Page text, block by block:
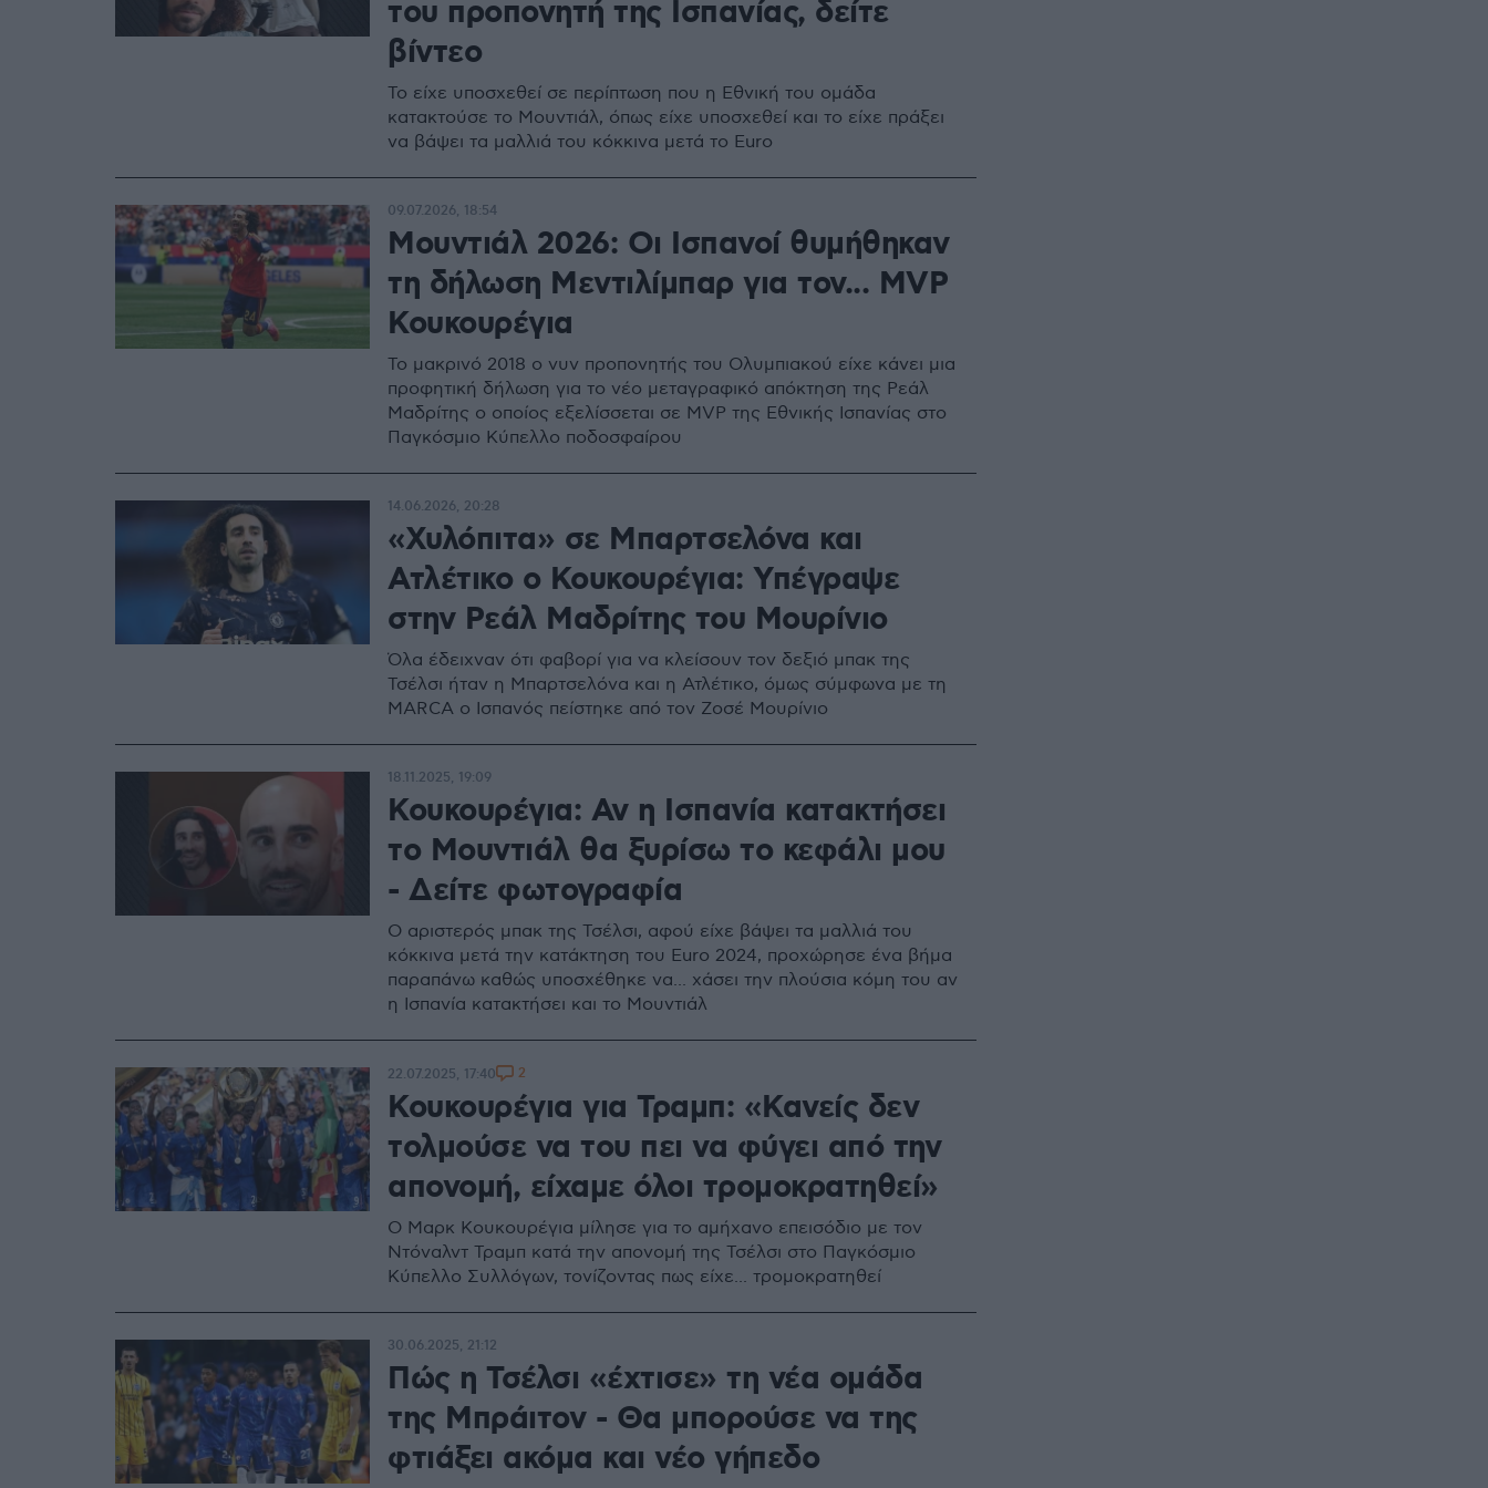
του προπονητή της Ισπανίας, δείτε
βίντεο
Το είχε υποσχεθεί σε περίπτωση που η Εθνική του ομάδα
κατακτούσε το Μουντιάλ, όπως είχε υποσχεθεί και το είχε πράξει
να βάψει τα μαλλιά του κόκκινα μετά το Euro
Μουντιάλ 2026: Οι Ισπανοί θυμήθηκαν
τη δήλωση Μεντιλίμπαρ για τον... MVP
Κουκουρέγια
Το μακρινό 2018 ο νυν προπονητής του Ολυμπιακού είχε κάνει μια
προφητική δήλωση για το νέο μεταγραφικό απόκτηση της Ρεάλ
Μαδρίτης ο οποίος εξελίσσεται σε MVP της Εθνικής Ισπανίας στο
Παγκόσμιο Κύπελλο ποδοσφαίρου
09.07.2026, 18:54
«Χυλόπιτα» σε Μπαρτσελόνα και
Ατλέτικο ο Κουκουρέγια: Υπέγραψε
στην Ρεάλ Μαδρίτης του Μουρίνιο
Όλα έδειχναν ότι φαβορί για να κλείσουν τον δεξιό μπακ της
Τσέλσι ήταν η Μπαρτσελόνα και η Ατλέτικο, όμως σύμφωνα με τη
MARCA ο Ισπανός πείστηκε από τον Ζοσέ Μουρίνιο
14.06.2026, 20:28
Κουκουρέγια: Αν η Ισπανία κατακτήσει
το Μουντιάλ θα ξυρίσω το κεφάλι μου
- Δείτε φωτογραφία
Ο αριστερός μπακ της Τσέλσι, αφού είχε βάψει τα μαλλιά του
κόκκινα μετά την κατάκτηση του Euro 2024, προχώρησε ένα βήμα
παραπάνω καθώς υποσχέθηκε να... χάσει την πλούσια κόμη του αν
η Ισπανία κατακτήσει και το Μουντιάλ
18.11.2025, 19:09
Κουκουρέγια για Τραμπ: «Κανείς δεν
τολμούσε να του πει να φύγει από την
απονομή, είχαμε όλοι τρομοκρατηθεί»
Ο Μαρκ Κουκουρέγια μίλησε για το αμήχανο επεισόδιο με τον
Ντόναλντ Τραμπ κατά την απονομή της Τσέλσι στο Παγκόσμιο
Κύπελλο Συλλόγων, τονίζοντας πως είχε... τρομοκρατηθεί
22.07.2025, 17:40 2
Πώς η Τσέλσι «έχτισε» τη νέα ομάδα
της Μπράιτον - Θα μπορούσε να της
φτιάξει ακόμα και νέο γήπεδο
30.06.2025, 21:12